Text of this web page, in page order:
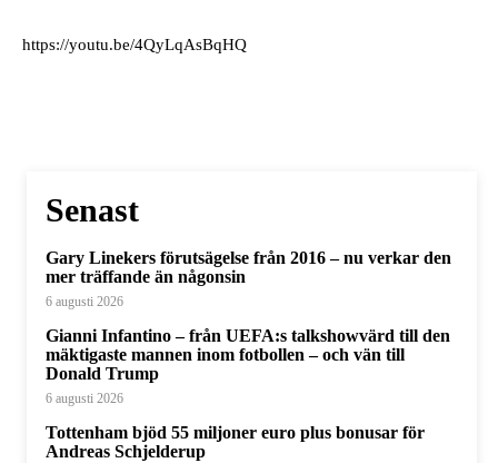
https://youtu.be/4QyLqAsBqHQ
Senast
Gary Linekers förutsägelse från 2016 – nu verkar den
mer träffande än någonsin
6 augusti 2026
Gianni Infantino – från UEFA:s talkshowvärd till den
mäktigaste mannen inom fotbollen – och vän till
Donald Trump
6 augusti 2026
Tottenham bjöd 55 miljoner euro plus bonusar för
Andreas Schjelderup